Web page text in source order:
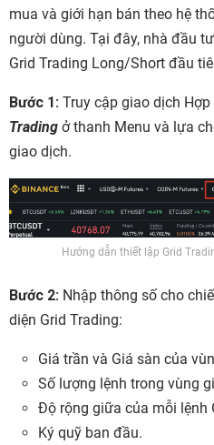
mua và giới hạn bán theo hệ
người dùng. Tại đây, nhà đầu
Grid Trading Long/Short đầu
Bước 1: Truy cập giao dịch
Trading ở thanh Menu và lựa
giao dịch.
Hướng dẫn thiết lập Grid
Bước 2: Nhập thông số cho
diện Grid Trading:
Giá trần và Giá sàn của
Số lượng lệnh trong vùng
Độ rộng giữa của mỗi lệnh
Ký quỹ ban đầu.